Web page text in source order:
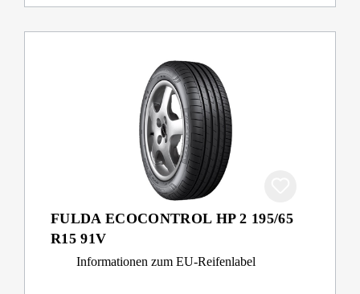
FULDA ECOCONTROL HP 2 195/65
R15 91V
Informationen zum EU-Reifenlabel